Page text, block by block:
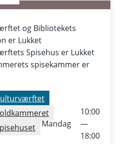
og Bibliotekets
er Lukket
Spisehus er Lukket
spisekammer er
Mandag
10:00
—
18:00